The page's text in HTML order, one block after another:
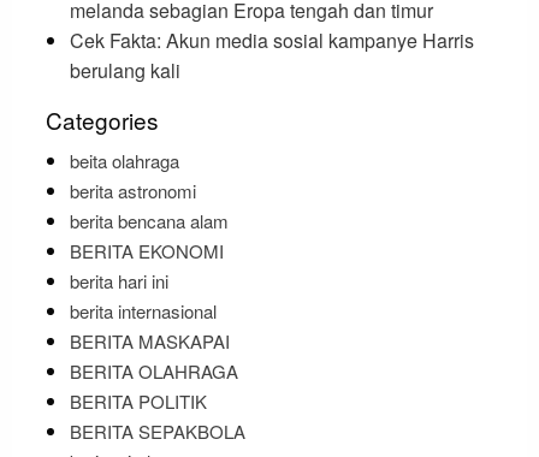
melanda sebagian Eropa tengah dan timur
Cek Fakta: Akun media sosial kampanye Harris
berulang kali
Categories
beita olahraga
berita astronomi
berita bencana alam
BERITA EKONOMI
berita hari ini
berita internasional
BERITA MASKAPAI
BERITA OLAHRAGA
BERITA POLITIK
BERITA SEPAKBOLA